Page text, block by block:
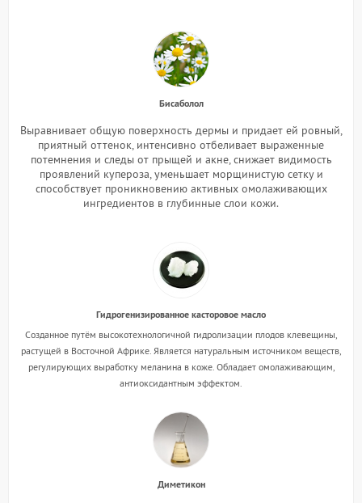
Бисаболол
Выравнивает общую поверхность дермы и придает ей ровный,
приятный оттенок, интенсивно отбеливает выраженные
потемнения и следы от прыщей и акне, снижает видимость
проявлений купероза, уменьшает морщинистую сетку и
способствует проникновению активных омолаживающих
ингредиентов в глубинные слои кожи.
Гидрогенизированное касторовое масло
Созданное путём высокотехнологичной гидролизации плодов клевещины,
растущей в Восточной Африке. Является натуральным источником веществ,
регулирующих выработку меланина в коже. Обладает омолаживающим,
антиоксидантным эффектом.
Диметикон